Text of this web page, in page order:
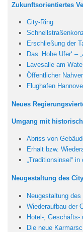
Zukunftsorientiertes
City-Ring
Erschließung der
Das ‚Hohe Ufer‘ –
Lavesalle am
Öffentlicher
Flughafen
Neues
Umgang mit
Abriss von
Erhalt bzw.
„Traditionsinsel“
Neugestaltung des
Neugestaltung
Wiederaufbau der
Hotel-, Geschäfts-
Die neue